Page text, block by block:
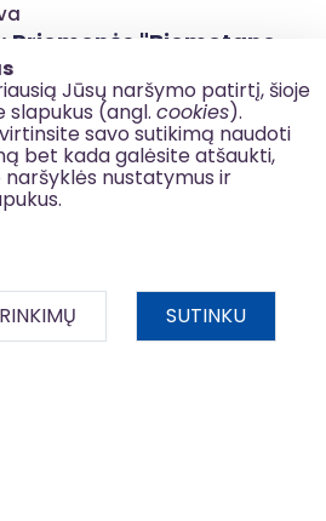
Jūsų naršymo patirtį, šioje
slapukus (angl. cookies).
savo sutikimą naudoti
bet kada galėsite atšaukti,
nustatymus ir
SUTINKU
Priemonės "Biometano
didinimas"
22 23 24 25